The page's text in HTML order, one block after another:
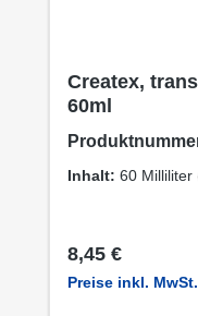
Createx,
60ml
Inhalt: 60 Milliliter
Regulärer Preis:
8,45 €
Preise inkl.